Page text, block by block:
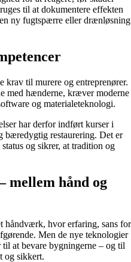
til at dokumentere effekten
ny fugtspærre eller drænløsning
krav til murere og entreprenører.
med hænderne, kræver moderne
og materialeteknologi.
har derfor indført kurser i
bæredygtig restaurering. Det er
og sikrer, at tradition og
mellem hånd og
hvor erfaring, sans for
Men de nye teknologier
at bevare bygningerne – og til
og sikkert.